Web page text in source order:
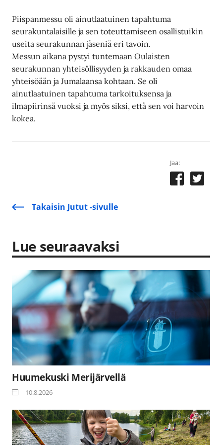
Piispanmessu oli ainutlaatuinen tapahtuma
seurakuntalaisille ja sen toteuttamiseen osallistuikin
useita seurakunnan jäseniä eri tavoin.
Messun aikana pystyi tuntemaan Oulaisten
seurakunnan yhteisöllisyyden ja rakkauden omaa
yhteisöään ja Jumalaansa kohtaan. Se oli
ainutlaatuinen tapahtuma tarkoituksensa ja
ilmapiirinsä vuoksi ja myös siksi, että sen voi harvoin
kokea.
Jaa:
Takaisin Jutut -sivulle
Lue seuraavaksi
Huumekuski Merijärvellä
10.8.2026